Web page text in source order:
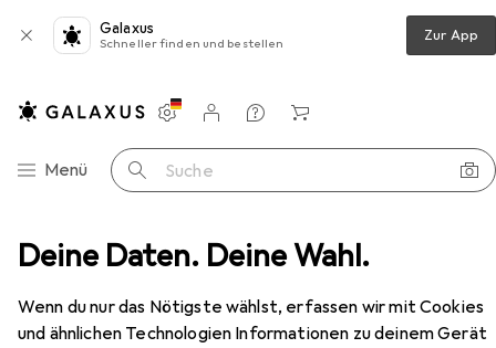
Deine Daten. Deine Wahl.
Wenn du nur das Nötigste wählst, erfassen wir mit Cookies
und ähnlichen Technologien Informationen zu deinem Gerät
Galaxus
Schneller finden und bestellen Zur App
Navigation nach Kategorien
Menü Suche
Einstellungen
Kundenkonto
Vergleichslisten
Merklisten
Warenkorb
+ Teppiche Teppich Wecon Home Anna